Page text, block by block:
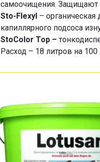
самоочищения. Защищают
Sto-Flexyl –
капиллярного подсоса
StoColor Top –
Расход – 18 литров на